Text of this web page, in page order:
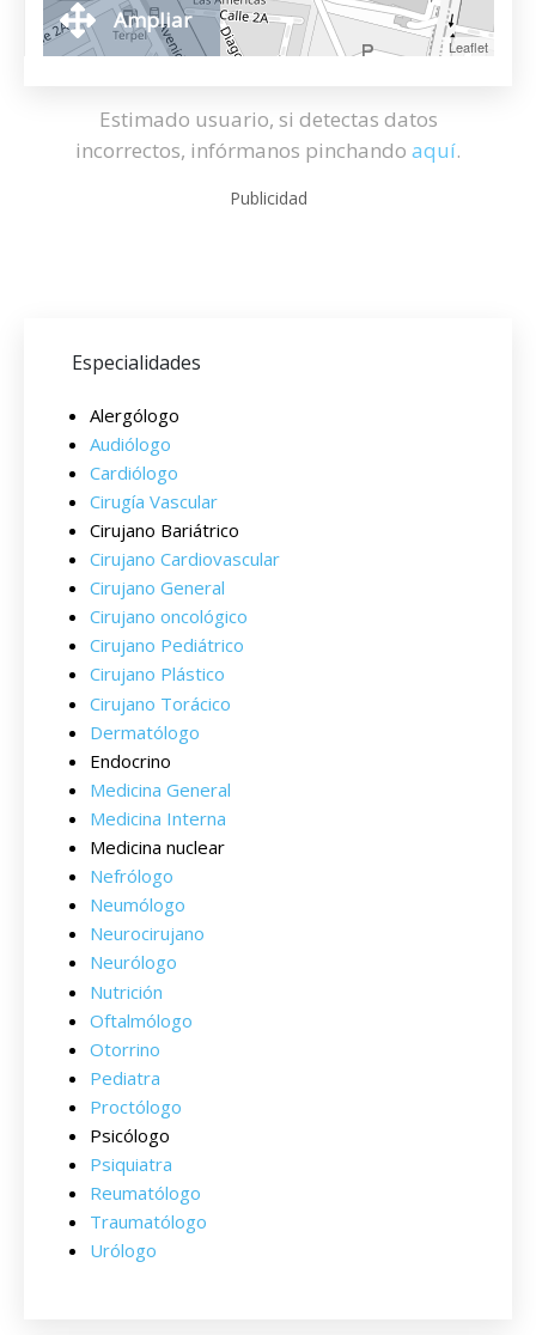
Leaflet
Ampliar
Estimado usuario, si detectas datos
incorrectos, infórmanos pinchando aquí.
Publicidad
Especialidades
Alergólogo
Audiólogo
Cardiólogo
Cirugía Vascular
Cirujano Bariátrico
Cirujano Cardiovascular
Cirujano General
Cirujano oncológico
Cirujano Pediátrico
Cirujano Plástico
Cirujano Torácico
Dermatólogo
Endocrino
Medicina General
Medicina Interna
Medicina nuclear
Nefrólogo
Neumólogo
Neurocirujano
Neurólogo
Nutrición
Oftalmólogo
Otorrino
Pediatra
Proctólogo
Psicólogo
Psiquiatra
Reumatólogo
Traumatólogo
Urólogo